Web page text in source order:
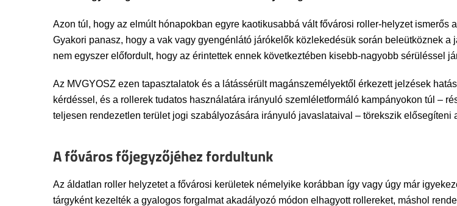
Azon túl, hogy az elmúlt hónapokban egyre kaotikusabbá vált fővárosi roller-helyzet ismerős
Gyakori panasz, hogy a vak vagy gyengénlátó járókelők közlekedésük során beleütköznek
nem egyszer előfordult, hogy az érintettek ennek következtében kisebb-nagyobb sérüléssel
Az MVGYOSZ ezen tapasztalatok és a látássérült magánszemélyektől érkezett jelzések
kérdéssel, és a rollerek tudatos használatára irányuló szemléletformáló kampányokon túl –
teljesen rendezetlen terület jogi szabályozására irányuló javaslataival – törekszik elősegíteni
A főváros főjegyzőjéhez fordultunk
Az áldatlan roller helyzetet a fővárosi kerületek némelyike korábban így vagy úgy már
tárgyként kezelték a gyalogos forgalmat akadályozó módon elhagyott rollereket, máshol